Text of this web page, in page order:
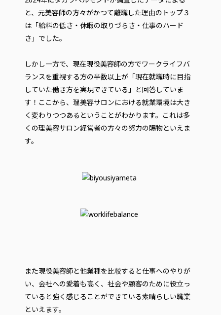
と、元美容師の方々がかつて離職した理由のトップ３
は「給料の低さ・休暇の取りづらさ・仕事のハード
さ」でした。
しかし一方で、現在現役美容師の方でワークライフバ
ランスを重視する方の半数以上が「現在就職時に目指
していた働き方を実現できている」と回答していま
す！ここから、理美容サロンにおける就業環境は大き
く変わりつつあるということがわかります。これは多
くの理美容サロン経営者の方々の努力の賜物といえま
す。
また現役美容師と他業種を比較すると仕事へのやりが
い、会社への愛着も高く、社会や顧客のために役立っ
ていると強く感じることができている素晴らしい職業
といえます。